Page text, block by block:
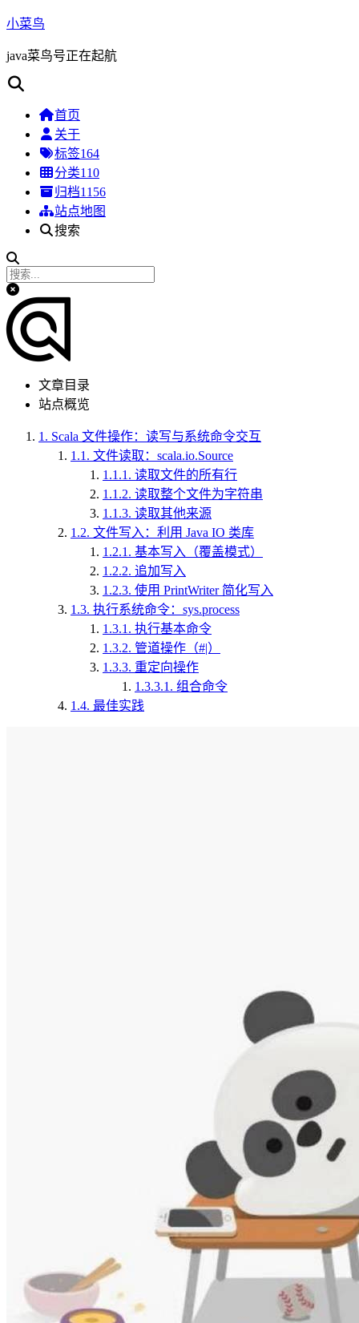
小菜鸟
java菜鸟号正在起航
首页
关于
标签164
分类110
归档1156
站点地图
搜索
文章目录
站点概览
1. Scala 文件操作：读写与系统命令交互
1.1. 文件读取：scala.io.Source
1.1.1. 读取文件的所有行
1.1.2. 读取整个文件为字符串
1.1.3. 读取其他来源
1.2. 文件写入：利用 Java IO 类库
1.2.1. 基本写入（覆盖模式）
1.2.2. 追加写入
1.2.3. 使用 PrintWriter 简化写入
1.3. 执行系统命令：sys.process
1.3.1. 执行基本命令
1.3.2. 管道操作（#|）
1.3.3. 重定向操作
1.3.3.1. 组合命令
1.4. 最佳实践